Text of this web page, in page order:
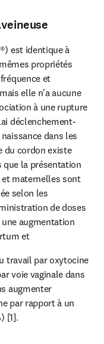
est identique à
propriétés
et
elle n'a aucune
à une rupture
déclenchement-
dans les
du cordon existe
la présentation
maternelles sont
selon les
de doses
augmentation
et
travail par oxytocine
voie vaginale dans
augmenter
par rapport à un
[1].